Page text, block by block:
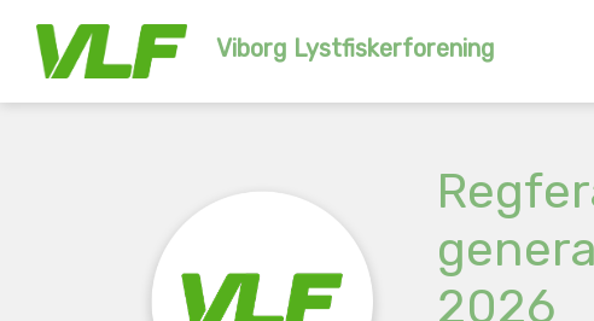
Viborg Lystfiskerforening
2026